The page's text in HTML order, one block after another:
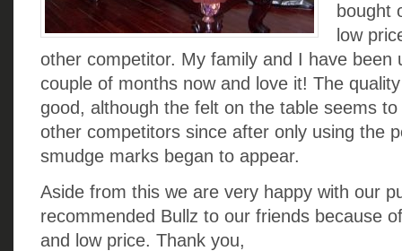
bought
low
other competitor. My family and I have been
couple of months now and love it! The
good, although the felt on the table seems
other competitors since after only using the
smudge marks began to appear.
Aside from this we are very happy with our
recommended Bullz to our friends because
and low price. Thank you,